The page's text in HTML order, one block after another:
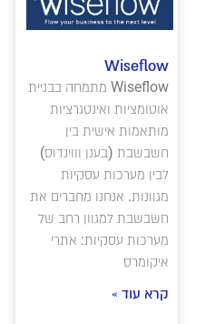
Wiseflow
Wiseflow מתמחה בבניית
אוטומציות ואינטגרציות
מותאמות אישית בין
חשבשבת (בענן וווינדוס)
לבין מערכות עסקיות
מגוונות. אנחנו מחברים את
חשבשבת למגוון רחב של
מערכות עסקיות: אתרי
איקומרס
קרא עוד »